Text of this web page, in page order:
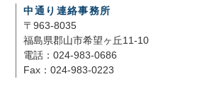
中通り連絡事務所
〒963-8035
福島県郡山市希望ヶ丘11-10
電話：024-983-0686
Fax：024-983-0223